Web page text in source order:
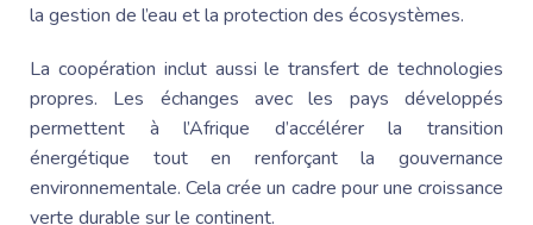
la gestion de l’eau et la protection des écosystèmes.
La coopération inclut aussi le transfert de technologies
propres. Les échanges avec les pays développés
permettent à l’Afrique d’accélérer la transition
énergétique tout en renforçant la gouvernance
environnementale. Cela crée un cadre pour une croissance
verte durable sur le continent.